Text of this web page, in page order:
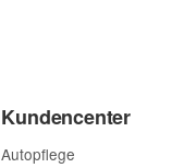
Kundencenter
Autopflege